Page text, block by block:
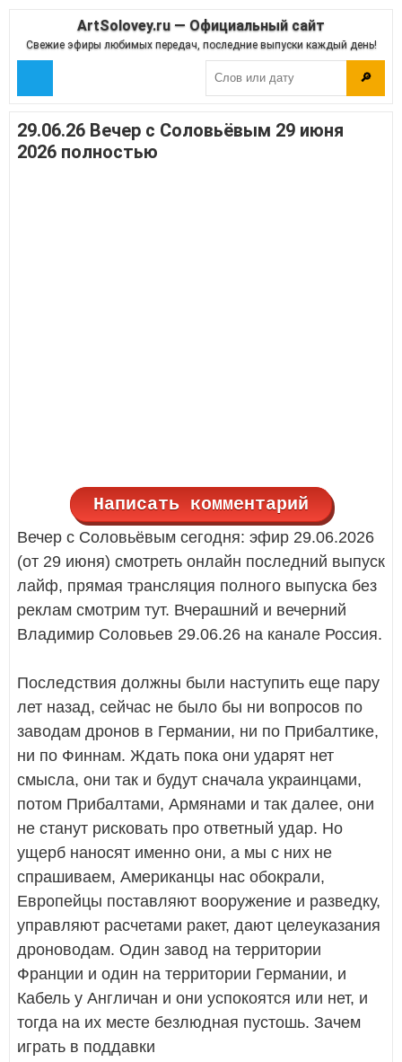
ArtSolovey.ru — Официальный сайт
Свежие эфиры любимых передач, последние выпуски каждый день!
🔎
29.06.26 Вечер с Соловьёвым 29 июня
2026 полностью
Написать комментарий
Вечер с Соловьёвым сегодня: эфир 29.06.2026
(от 29 июня) смотреть онлайн последний выпуск
лайф, прямая трансляция полного выпуска без
реклам смотрим тут. Вчерашний и вечерний
Владимир Соловьев 29.06.26 на канале Россия.
Последствия должны были наступить еще пару
лет назад, сейчас не было бы ни вопросов по
заводам дронов в Германии, ни по Прибалтике,
ни по Финнам. Ждать пока они ударят нет
смысла, они так и будут сначала украинцами,
потом Прибалтами, Армянами и так далее, они
не станут рисковать про ответный удар. Но
ущерб наносят именно они, а мы с них не
спрашиваем, Американцы нас обокрали,
Европейцы поставляют вооружение и разведку,
управляют расчетами ракет, дают целеуказания
дроноводам. Один завод на территории
Франции и один на территории Германии, и
Кабель у Англичан и они успокоятся или нет, и
тогда на их месте безлюдная пустошь. Зачем
играть в поддавки